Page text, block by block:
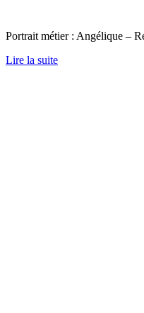
Portrait métier : Angélique –
Lire la suite